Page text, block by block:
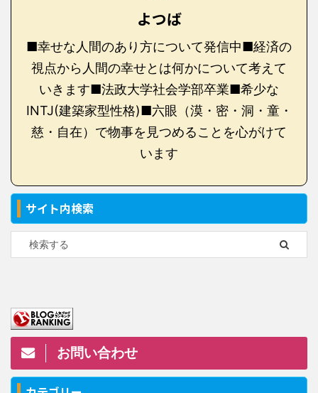
よつば
■幸せな人間のあり方について発信中■経済の
視点から人間の幸せとは何かについて考えて
いきます■法政大学社会学部卒業■希少な
INTJ(建築家型性格)■六眼（漠・密・洞・童・
慈・自在）で物事を見つめることを心がけて
います
サイト内検索
お問い合わせ